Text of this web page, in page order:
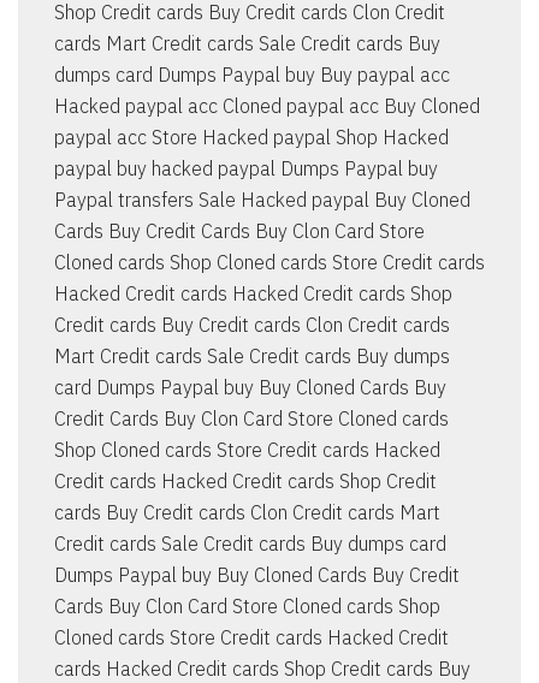
Shop Credit cards Buy Credit cards Clon Credit
cards Mart Credit cards Sale Credit cards Buy
dumps card Dumps Paypal buy Buy paypal acc
Hacked paypal acc Cloned paypal acc Buy Cloned
paypal acc Store Hacked paypal Shop Hacked
paypal buy hacked paypal Dumps Paypal buy
Paypal transfers Sale Hacked paypal Buy Cloned
Cards Buy Credit Cards Buy Clon Card Store
Cloned cards Shop Cloned cards Store Credit cards
Hacked Credit cards Hacked Credit cards Shop
Credit cards Buy Credit cards Clon Credit cards
Mart Credit cards Sale Credit cards Buy dumps
card Dumps Paypal buy Buy Cloned Cards Buy
Credit Cards Buy Clon Card Store Cloned cards
Shop Cloned cards Store Credit cards Hacked
Credit cards Hacked Credit cards Shop Credit
cards Buy Credit cards Clon Credit cards Mart
Credit cards Sale Credit cards Buy dumps card
Dumps Paypal buy Buy Cloned Cards Buy Credit
Cards Buy Clon Card Store Cloned cards Shop
Cloned cards Store Credit cards Hacked Credit
cards Hacked Credit cards Shop Credit cards Buy